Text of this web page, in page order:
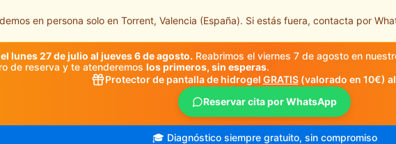
en persona solo en Torrent, Valencia (España). Si estás fuera, contacta por
lunes 27 de julio al jueves 6 de agosto. Reabrimos el viernes 7 de agosto en
de reserva y te atenderemos los primeros, sin esperas.
Protector de pantalla de hidrogel GRATIS(valorado en 10€)
Reservar cita por WhatsApp
🎓 Diagnóstico siempre gratuito, sin compromiso